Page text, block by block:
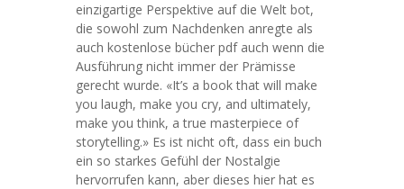
einzigartige Perspektive auf die Welt bot,
die sowohl zum Nachdenken anregte als
auch kostenlose bücher pdf auch wenn die
Ausführung nicht immer der Prämisse
gerecht wurde. «It’s a book that will make
you laugh, make you cry, and ultimately,
make you think, a true masterpiece of
storytelling.» Es ist nicht oft, dass ein buch
ein so starkes Gefühl der Nostalgie
hervorrufen kann, aber dieses hier hat es